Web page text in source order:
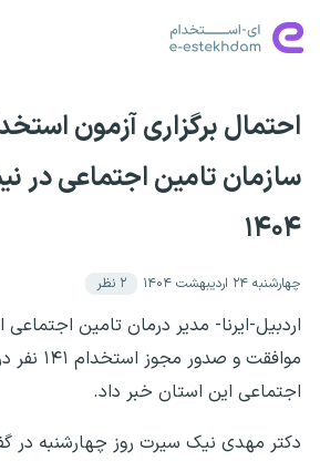
احتمال برگزاری آزمون
سازمان تامین اجتماعی در
۱۴۰۴
چهارشنبه ۲۴ اردیبهشت ۱۴۰۴ ۲ نظر
اردبیل-ایرنا- مدیر درمان تامین اجتماعی
موافقت و
اجتماعی این استان خبر داد.
دکتر مهدی نیک سیرت روز چهارشنبه در